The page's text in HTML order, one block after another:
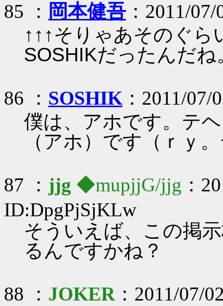
85 ： 岡本健吾：2011/07/
↑↑↑そりゃあそのぐ
SOSHIKだったんだね
86 ： SOSHIK ：2011/
僕は、アホです。テ
（アホ）です（ｒｙ
87 ： jjg ◆mupjjG/jjg ：
ID:DpgPjSjKLw
そういえば、この掲
るんですかね？
88 ： JOKER：2011/07/